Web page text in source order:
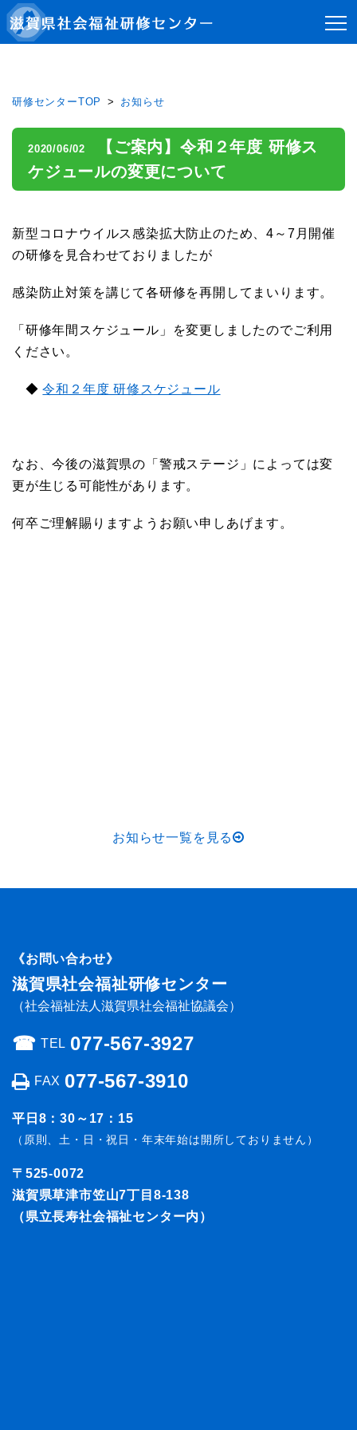
研修センターTOP お知らせ
2020/06/02
【ご案内】令和２年度 研修ス
ケジュールの変更について
新型コロナウイルス感染拡大防止のため、4～7月開催
の研修を見合わせておりましたが
感染防止対策を講じて各研修を再開してまいります。
「研修年間スケジュール」を変更しましたのでご利用
ください。
◆令和２年度 研修スケジュール
なお、今後の滋賀県の「警戒ステージ」によっては変
更が生じる可能性があります。
何卒ご理解賜りますようお願い申しあげます。
お知らせ一覧を見る
《お問い合わせ》
滋賀県社会福祉研修センター
（社会福祉法人滋賀県社会福祉協議会）
☎︎ TEL 077-567-3927
FAX 077-567-3910
平日8：30～17：15
（原則、土・日・祝日・年末年始は開所しておりません）
〒525-0072
滋賀県草津市笠山7丁目8-138
（県立長寿社会福祉センター内）